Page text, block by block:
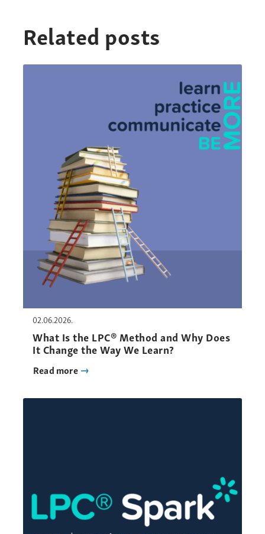
Related posts
02.06.2026.
What Is the LPC® Method and Why Does
It Change the Way We Learn?
Read more